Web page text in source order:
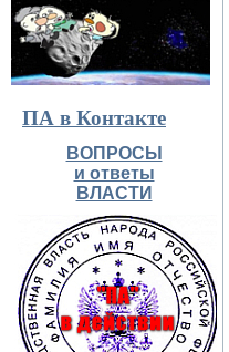
ПА в Контакте
ВОПРОСЫ
и ответы
ВЛАСТИ